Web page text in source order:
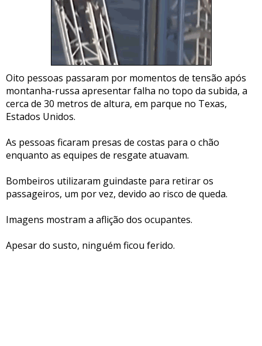
Oito pessoas passaram por momentos de tensão após
montanha-russa apresentar falha no topo da subida, a
cerca de 30 metros de altura, em parque no Texas,
Estados Unidos.
As pessoas ficaram presas de costas para o chão
enquanto as equipes de resgate atuavam.
Bombeiros utilizaram guindaste para retirar os
passageiros, um por vez, devido ao risco de queda.
Imagens mostram a aflição dos ocupantes.
Apesar do susto, ninguém ficou ferido.